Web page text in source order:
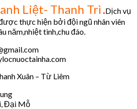
Liệt- Thanh Trì.Dịch vụ
thực hiện bởi đội ngũ nhân viên
năm,nhiệt tình,chu đáo.
Xuân – Từ Liêm
Đại Mỗ